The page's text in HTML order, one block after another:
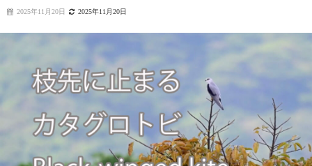
2025年11月20日 2025年11月20日